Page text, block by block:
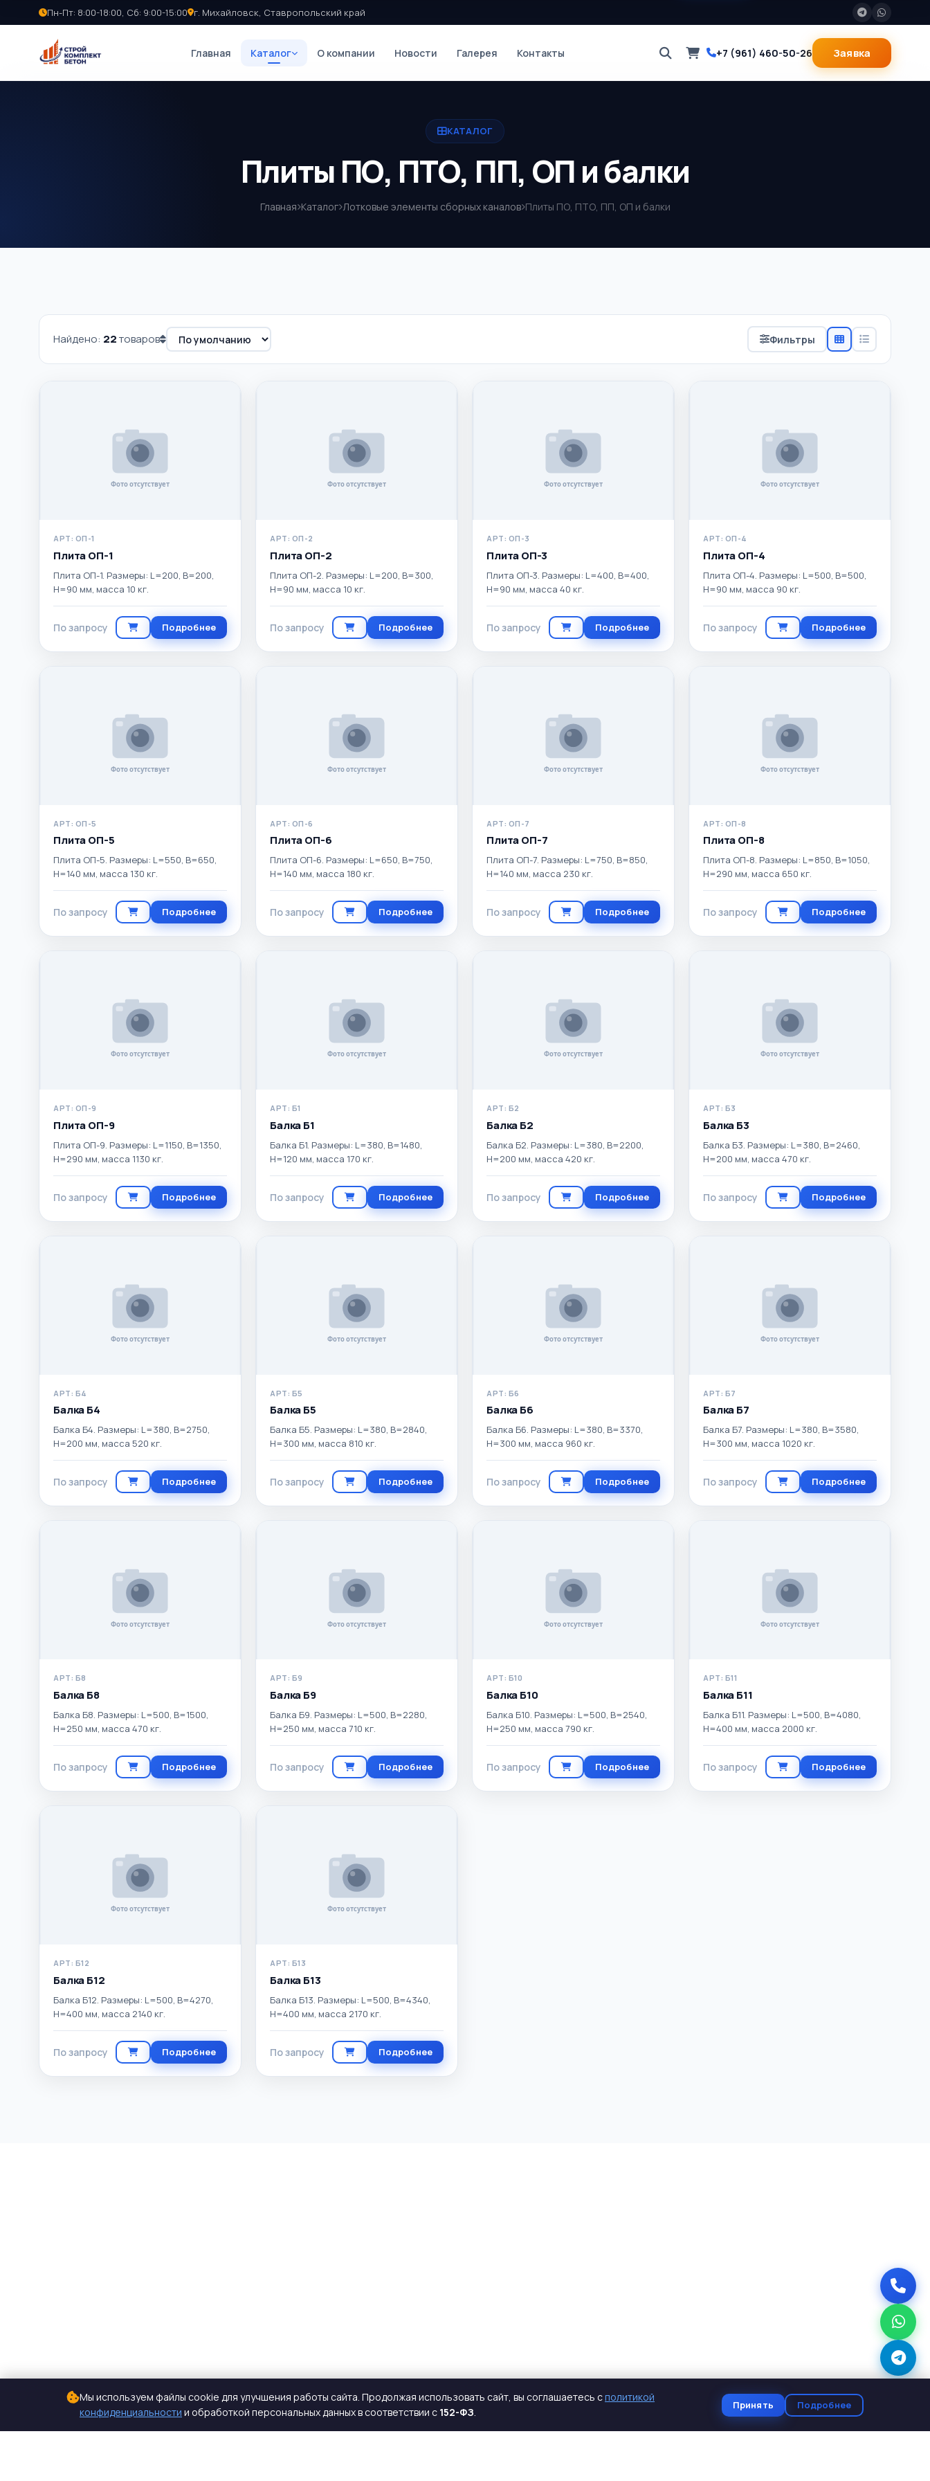
Пн-Пт: 8:00-18:00, Сб: 9:00-15:00 г. Михайловск, Ставропольский край
Главная Каталог О компании Новости Галерея Контакты +7 (961) 460-50-26 Заявка
КАТАЛОГ
Плиты ПО, ПТО, ПП, ОП и балки
Главная Каталог Лотковые элементы сборных каналов Плиты ПО, ПТО, ПП, ОП и балки
Найдено: 22товаров Фильтры
АРТ: ОП-1
Плита ОП-1
Плита ОП-1. Размеры: L=200, B=200,
H=90 мм, масса 10 кг.
По запросу Подробнее
АРТ: ОП-2
Плита ОП-2
Плита ОП-2. Размеры: L=200, B=300,
H=90 мм, масса 10 кг.
По запросу Подробнее
АРТ: ОП-3
Плита ОП-3
Плита ОП-3. Размеры: L=400, B=400,
H=90 мм, масса 40 кг.
По запросу Подробнее
АРТ: ОП-4
Плита ОП-4
Плита ОП-4. Размеры: L=500, B=500,
H=90 мм, масса 90 кг.
По запросу Подробнее
АРТ: ОП-5
Плита ОП-5
Плита ОП-5. Размеры: L=550, B=650,
H=140 мм, масса 130 кг.
По запросу Подробнее
АРТ: ОП-6
Плита ОП-6
Плита ОП-6. Размеры: L=650, B=750,
H=140 мм, масса 180 кг.
По запросу Подробнее
АРТ: ОП-7
Плита ОП-7
Плита ОП-7. Размеры: L=750, B=850,
H=140 мм, масса 230 кг.
По запросу Подробнее
АРТ: ОП-8
Плита ОП-8
Плита ОП-8. Размеры: L=850, B=1050,
H=290 мм, масса 650 кг.
По запросу Подробнее
АРТ: ОП-9
Плита ОП-9
Плита ОП-9. Размеры: L=1150, B=1350,
H=290 мм, масса 1130 кг.
По запросу Подробнее
АРТ: Б1
Балка Б1
Балка Б1. Размеры: L=380, B=1480,
H=120 мм, масса 170 кг.
По запросу Подробнее
АРТ: Б2
Балка Б2
Балка Б2. Размеры: L=380, B=2200,
H=200 мм, масса 420 кг.
По запросу Подробнее
АРТ: Б3
Балка Б3
Балка Б3. Размеры: L=380, B=2460,
H=200 мм, масса 470 кг.
По запросу Подробнее
АРТ: Б4
Балка Б4
Балка Б4. Размеры: L=380, B=2750,
H=200 мм, масса 520 кг.
По запросу Подробнее
АРТ: Б5
Балка Б5
Балка Б5. Размеры: L=380, B=2840,
H=300 мм, масса 810 кг.
По запросу Подробнее
АРТ: Б6
Балка Б6
Балка Б6. Размеры: L=380, B=3370,
H=300 мм, масса 960 кг.
По запросу Подробнее
АРТ: Б7
Балка Б7
Балка Б7. Размеры: L=380, B=3580,
H=300 мм, масса 1020 кг.
По запросу Подробнее
АРТ: Б8
Балка Б8
Балка Б8. Размеры: L=500, B=1500,
H=250 мм, масса 470 кг.
По запросу Подробнее
АРТ: Б9
Балка Б9
Балка Б9. Размеры: L=500, B=2280,
H=250 мм, масса 710 кг.
По запросу Подробнее
АРТ: Б10
Балка Б10
Балка Б10. Размеры: L=500, B=2540,
H=250 мм, масса 790 кг.
По запросу Подробнее
АРТ: Б11
Балка Б11
Балка Б11. Размеры: L=500, B=4080,
H=400 мм, масса 2000 кг.
По запросу Подробнее
АРТ: Б12
Балка Б12
Балка Б12. Размеры: L=500, B=4270,
H=400 мм, масса 2140 кг.
По запросу Подробнее
АРТ: Б13
Балка Б13
Балка Б13. Размеры: L=500, B=4340,
H=400 мм, масса 2170 кг.
По запросу Подробнее
Мы используем файлы cookie для улучшения работы сайта. Продолжая использовать сайт, вы соглашаетесь сполитикой
конфиденциальности и обработкой персональных данных в соответствии с 152-ФЗ.
Принять Подробнее